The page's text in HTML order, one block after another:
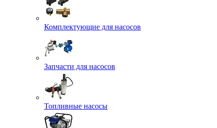
Комплектующие для насосов
Запчасти для насосов
Топливные насосы